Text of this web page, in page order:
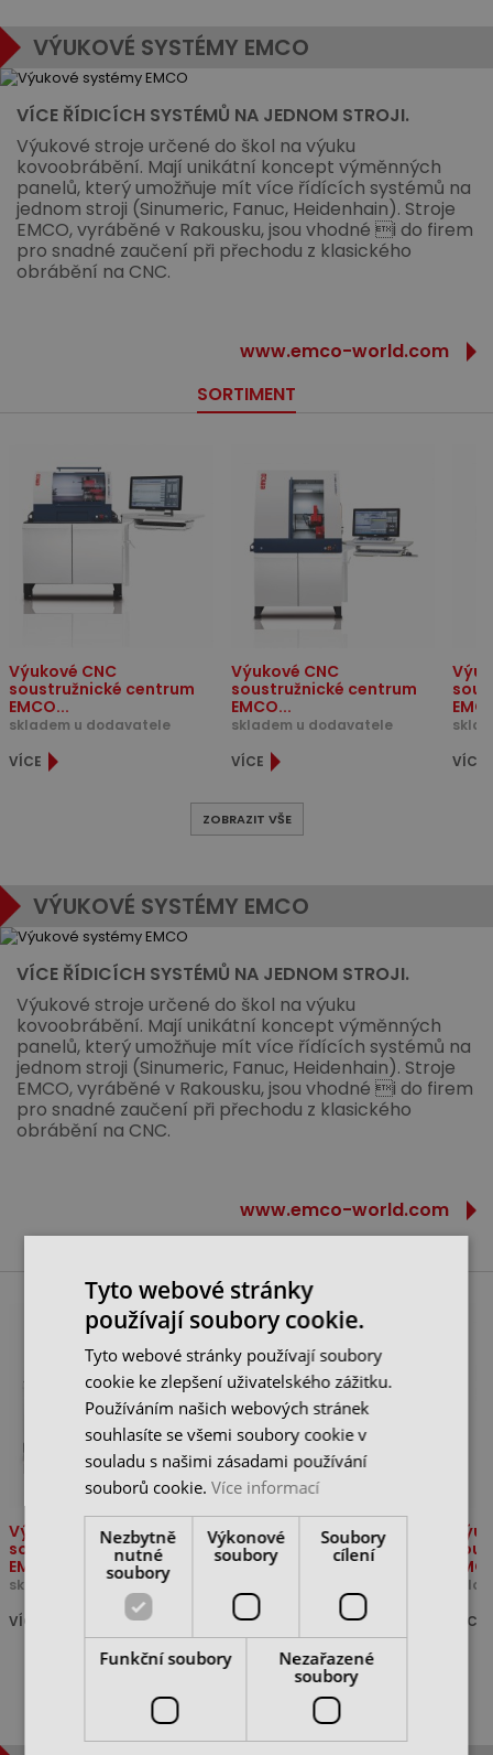
VÝUKOVÉ SYSTÉMY EMCO
VÍCE ŘÍDICÍCH SYSTÉMŮ NA JEDNOM STROJI.
Výukové stroje určené do škol na výuku
kovoobrábění. Mají unikátní koncept výměnných
panelů, který umožňuje mít více řídících systémů na
jednom stroji (Sinumeric, Fanuc, Heidenhain). Stroje
EMCO, vyráběné v Rakousku, jsou vhodné i do firem
pro snadné zaučení při přechodu z klasického
obrábění na CNC.
www.emco-world.com
SORTIMENT
Výukové CNC
soustružnické centrum
EMCO...
skladem u dodavatele
VÍCE
Výukové CNC
soustružnické centrum
EMCO...
skladem u dodavatele
VÍCE
VÍCE
ZOBRAZIT VŠE
VÝUKOVÉ SYSTÉMY EMCO
VÍCE ŘÍDICÍCH SYSTÉMŮ NA JEDNOM STROJI.
Výukové stroje určené do škol na výuku
kovoobrábění. Mají unikátní koncept výměnných
panelů, který umožňuje mít více řídících systémů na
jednom stroji (Sinumeric, Fanuc, Heidenhain). Stroje
EMCO, vyráběné v Rakousku, jsou vhodné i do firem
pro snadné zaučení při přechodu z klasického
obrábění na CNC.
www.emco-world.com
Výukové CNC
soustružnické centrum
EMCO...
skladem u dodavatele
VÍCE
Výukové CNC
soustružnické centrum
EMCO...
VÍCE
VÍCE
Tyto webové stránky
používají soubory cookie.
Tyto webové stránky používají soubory
cookie ke zlepšení uživatelského zážitku.
Používáním našich webových stránek
souhlasíte se všemi soubory cookie v
souladu s našimi zásadami používání
souborů cookie.Více informací
Nezbytně
nutné
soubory
Výkonové
soubory
Soubory
cílení
Funkční soubory
Nezařazené
soubory